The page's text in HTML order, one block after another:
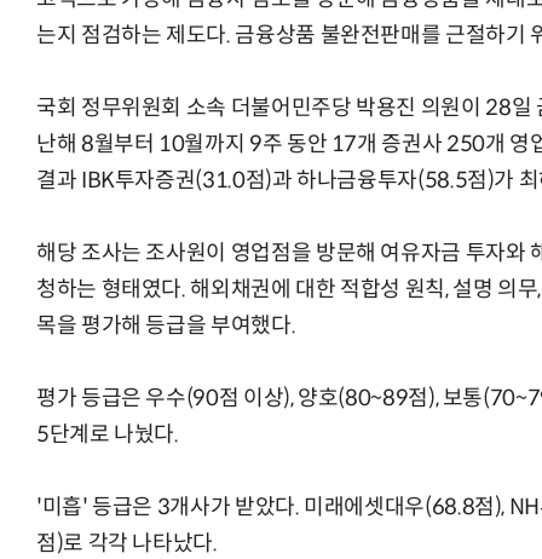
는지 점검하는 제도다. 금융상품 불완전판매를 근절하기
국회 정무위원회 소속 더불어민주당 박용진 의원이 28
난해 8월부터 10월까지 9주 동안 17개 증권사 250개 영
결과 IBK투자증권(31.0점)과 하나금융투자(58.5점)가
해당 조사는 조사원이 영업점을 방문해 여유자금 투자와
청하는 형태였다. 해외채권에 대한 적합성 원칙, 설명 의
목을 평가해 등급을 부여했다.
평가 등급은 우수(90점 이상), 양호(80~89점), 보통
5단계로 나눴다.
'미흡' 등급은 3개사가 받았다. 미래에셋대우(68.8점),
점)로 각각 나타났다.
모든 업무 담당자(비개발자)를 위한 온톨로지 기반 AI 지식체계 설계 1-day 워크숍